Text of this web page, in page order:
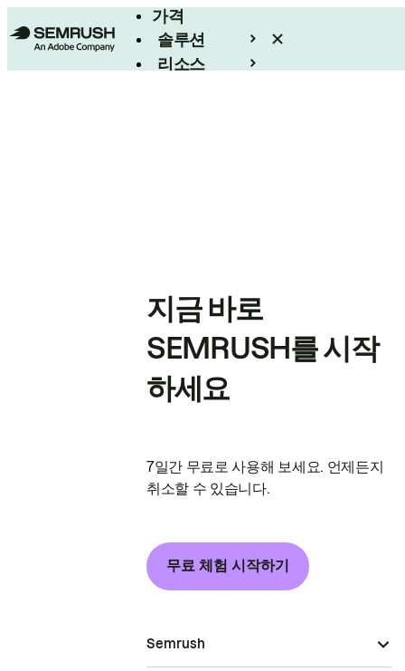
가격
솔루션
리소스
지금 바로
SEMRUSH를 시작
하세요
7일간 무료로 사용해 보세요. 언제든지
취소할 수 있습니다.
무료 체험 시작하기
Semrush